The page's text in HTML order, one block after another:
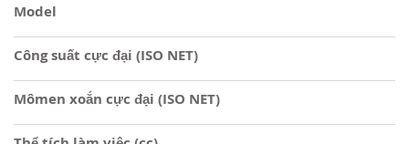
Model
Công suất cực đại (ISO NET)
Mômen xoắn cực đại (ISO NET)